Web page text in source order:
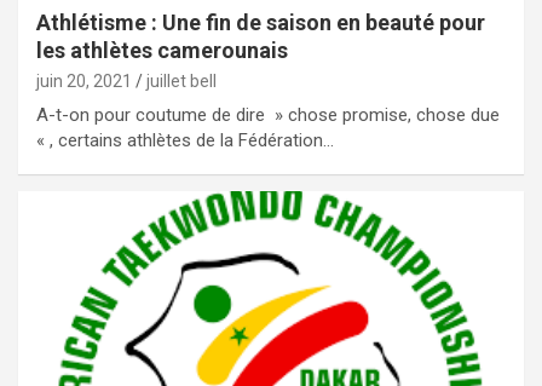
Athlétisme : Une fin de saison en beauté pour
les athlètes camerounais
juin 20, 2021 juillet bell
A-t-on pour coutume de dire » chose promise, chose due
« , certains athlètes de la Fédération…